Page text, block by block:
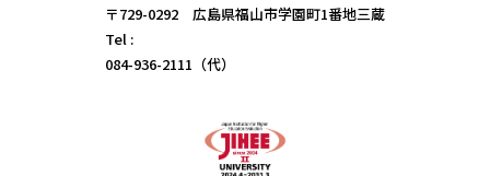
〒729-0292 広島県福山市学園町1番地三蔵
Tel :
084-936-2111（代）